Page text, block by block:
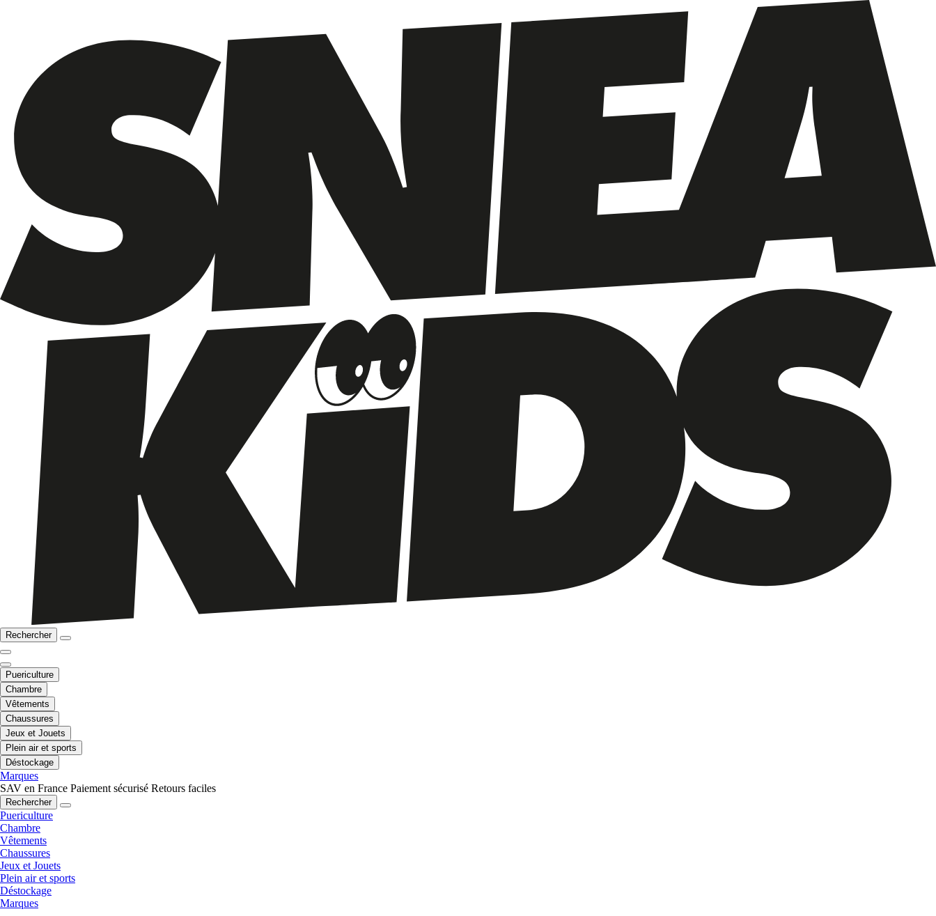
Rechercher
Puericulture
Chambre
Vêtements
Chaussures
Jeux et Jouets
Plein air et sports
Déstockage
Marques
SAV en France Paiement sécurisé Retours faciles
Rechercher
Puericulture
Chambre
Vêtements
Chaussures
Jeux et Jouets
Plein air et sports
Déstockage
Marques